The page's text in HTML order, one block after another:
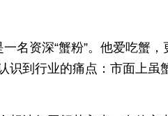
名资深“蟹粉”。他爱吃蟹
识到行业的痛点：市面上虽